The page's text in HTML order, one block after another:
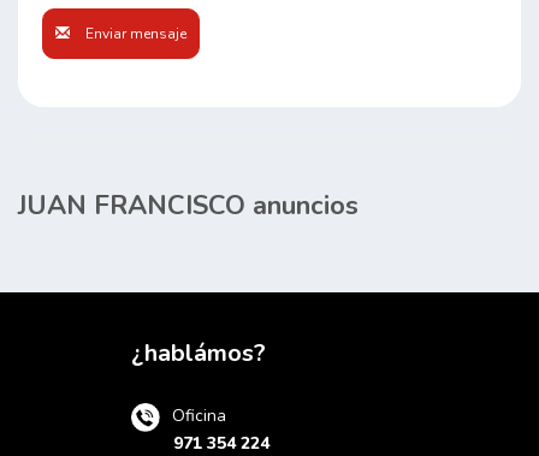
Enviar mensaje
JUAN FRANCISCO anuncios
¿hablámos?
Oficina
971 354 224